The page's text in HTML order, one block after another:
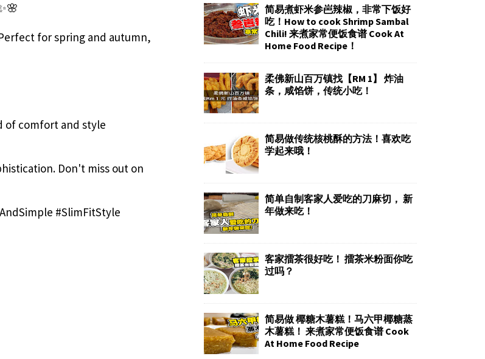
for spring and autumn,
of comfort and style
Don't miss out on
#SlimFitStyle
简易煮虾米参岜辣椒，非常下饭好
吃！How to cook Shrimp Sambal
Chili! 来煮家常便饭食谱 Cook At
Home Food Recipe！
柔佛新山百万镇找【RM 1】 炸油
条，咸馅饼，传统小吃！
简易做传统核桃酥的方法！喜欢吃
学起来哦！
简单自制客家人爱吃的刀麻切， 新
年做来吃！
客家擂茶很好吃！ 擂茶米粉面你吃
过吗？
简易做 椰糖木薯糕！马六甲椰糖蒸
木薯糕！ 来煮家常便饭食谱 Cook
At Home Food Recipe